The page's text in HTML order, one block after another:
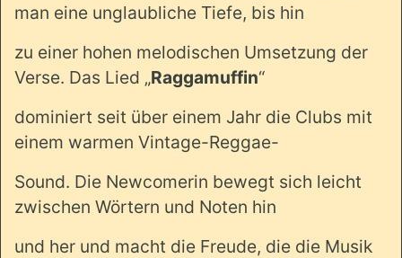
man eine unglaubliche Tiefe, bis hin
zu einer hohen melodischen Umsetzung der
Verse. Das Lied „Raggamuffin“
dominiert seit über einem Jahr die Clubs mit
einem warmen Vintage-Reggae-
Sound. Die Newcomerin bewegt sich leicht
zwischen Wörtern und Noten hin
und her und macht die Freude, die die Musik